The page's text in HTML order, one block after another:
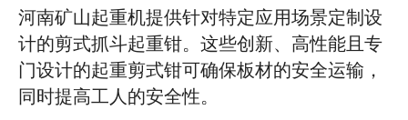
河南矿山起重机提供针对特定应用场景定制设
计的剪式抓斗起重钳。这些创新、高性能且专
门设计的起重剪式钳可确保板材的安全运输，
同时提高工人的安全性。